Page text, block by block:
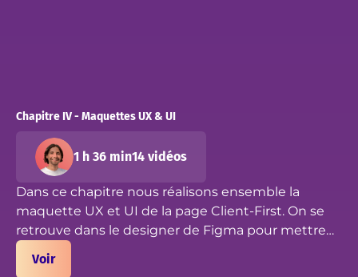
Chapitre IV - Maquettes UX & UI
1 h 36 min14 vidéos
Dans ce chapitre nous réalisons ensemble la
maquette UX et UI de la page Client-First. On se
retrouve dans le designer de Figma pour mettre
en application toutes les notions et fonctionnalités
qu'on a vu dans les précédents chapitres. C'est
Voir